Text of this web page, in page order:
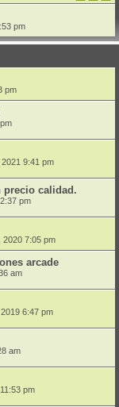
pm
pm
9:41 pm
precio calidad.
pm
2020 7:05 pm
arcade
am
6:47 pm
am
pm